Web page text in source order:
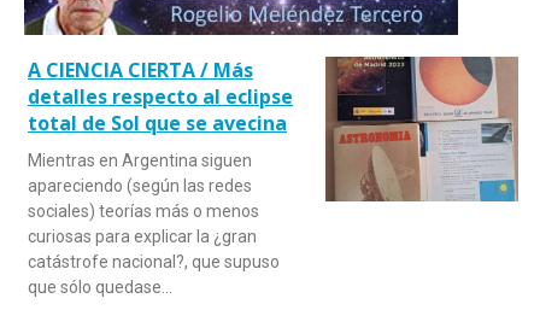
A CIENCIA CIERTA / Más
detalles respecto al eclipse
total de Sol que se avecina
Mientras en Argentina siguen
apareciendo (según las redes
sociales) teorías más o menos
curiosas para explicar la ¿gran
catástrofe nacional?, que supuso
que sólo quedase…